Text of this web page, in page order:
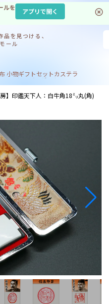
ルを
アプリで開く
品を見つける、
ール
布 小物ギフトセットカステラ
コーヒー
ジンギスカン
房】印鑑天下人：白牛角18㍉丸(角)